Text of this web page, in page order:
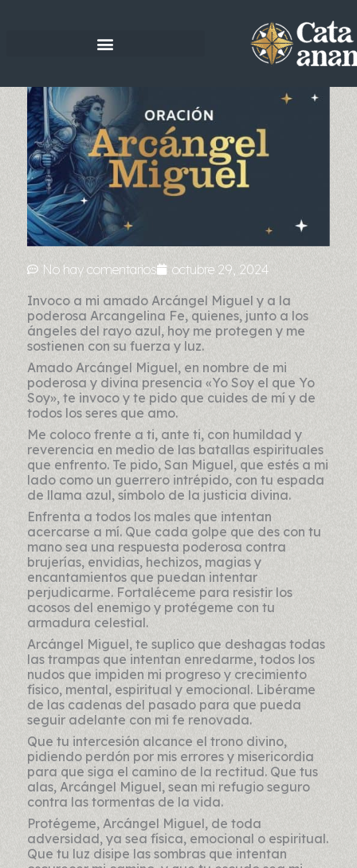
No hay comentarios
octubre 29, 2024
Invoco a mi amado Arcángel Miguel y a la
poderosa Arcangelina Fe, quienes, junto a los
ángeles del rayo azul, hoy me protegen y me
sostienen con su fuerza y ​​luz.
Amado Arcángel Miguel, en nombre de mi
poderosa y divina presencia «Yo Soy el que Yo
Soy», te invoco y te pido que cuides de mí y de
todos los seres que amo.
Me coloco frente a ti, ante ti, con humildad y
reverencia en medio de las batallas espirituales
que enfrento. Te pido, San Miguel, que estés a mi
lado como un guerrero intrépido, con tu espada
de llama azul, símbolo de la justicia divina.
Enfrenta a todos los males que intentan
acercarse a mí. Que cada golpe que des con tu
mano sea una respuesta poderosa contra
brujerías, envidias, hechizos, magias y
encantamientos que puedan intentar
perjudicarme. Fortaléceme para resistir los
acosos del enemigo y protégeme con tu
armadura celestial.
Arcángel Miguel, te suplico que deshagas todas
las trampas que intentan enredarme, todos los
nudos que impiden mi progreso y crecimiento
físico, mental, espiritual y emocional. Libérame
de las cadenas del pasado para que pueda
seguir adelante con mi fe renovada.
Que tu intercesión alcance el trono divino,
pidiendo perdón por mis errores y misericordia
para que siga el camino de la rectitud. Que tus
alas, Arcángel Miguel, sean mi refugio seguro
contra las tormentas de la vida.
Protégeme, Arcángel Miguel, de toda
adversidad, ya sea física, emocional o espiritual.
Que tu luz disipe las sombras que intentan